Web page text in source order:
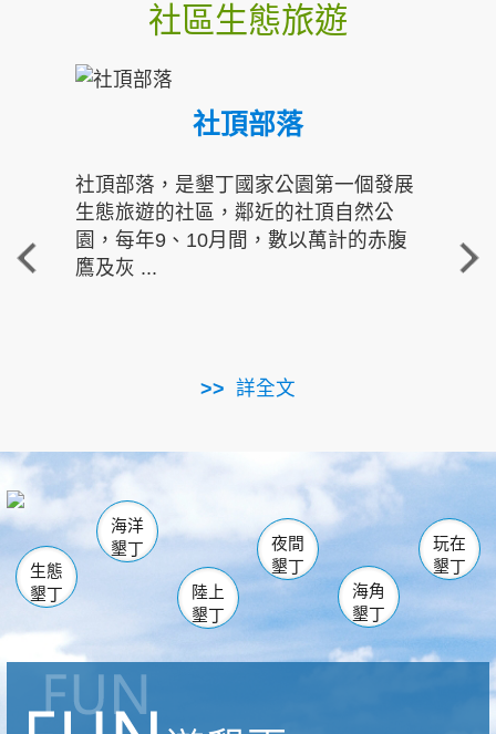
社區生態旅遊
社頂部落
社頂部落，是墾丁國家公園第一個發展
生態旅遊的社區，鄰近的社頂自然公
園，每年9、10月間，數以萬計的赤腹
鷹及灰 ...
詳全文
重
走進
南仁湖
海生館
恆春 佳樂水
龍鑾潭自然中心 森林遊樂區
瓊麻館
關山 墾管處遊客中心
社頂公園 風吹沙
船帆石
白砂 龍磐公園
香蕉灣
砂島
鵝鑾鼻
生態
墾丁
海洋
墾丁
陸上
墾丁
夜間
墾丁
海角
墾丁
玩在
墾丁